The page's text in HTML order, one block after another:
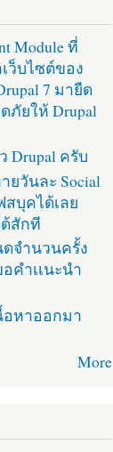
Module ที่
ว็บไซต์ของ
7 มายืด
ภัยให้ Drupal
Drupal ครับ
วันละ Social
สบุคได้เลย
สักที
จำนวนครั้ง
คำเเนะนำ
อหาออกมา
More